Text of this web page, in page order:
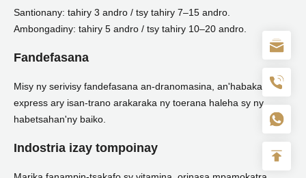
Santionany: tahiry 3 andro / tsy tahiry 7–15 andro.
Ambongadiny: tahiry 5 andro / tsy tahiry 10–20 andro.
Fandefasana
Misy ny serivisy fandefasana an-dranomasina, an'habakabaka,
express ary isan-trano arakaraka ny toerana haleha sy ny
habetsahan'ny baiko.
Indostria izay tompoinay